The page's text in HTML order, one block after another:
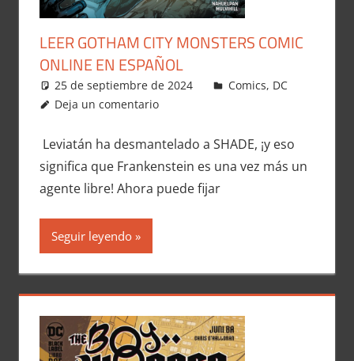
LEER GOTHAM CITY MONSTERS COMIC
ONLINE EN ESPAÑOL
25 de septiembre de 2024 Carlitox Banana
Comics, DC
Deja un comentario
Leviatán ha desmantelado a SHADE, ¡y eso
significa que Frankenstein es una vez más un
agente libre! Ahora puede fijar
Seguir leyendo